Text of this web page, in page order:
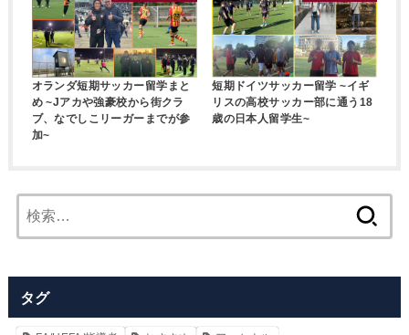
オランダ短期サッカー留学まと
め ~Jアカや強豪校から街クラ
ブ、なでしこリーガーまでが参
加~
短期ドイツサッカー留学 ~イギ
リスの高校サッカー部に通う18
歳の日本人留学生~
索:
タグ